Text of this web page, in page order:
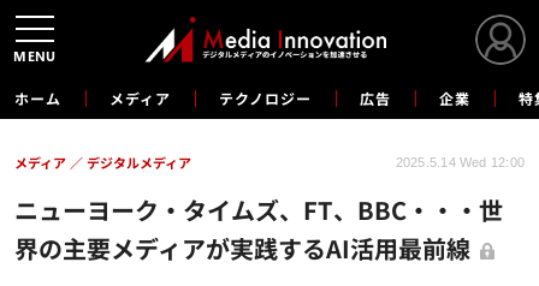
ホーム メディア テクノロジー 広告 企業 特
ニューヨーク・タイムズ、FT、BBC・・・世
界の主要メディアが実践するAI活用最前線
メディア デジタルメディア 2025.5.14 Wed 12:00
MENU